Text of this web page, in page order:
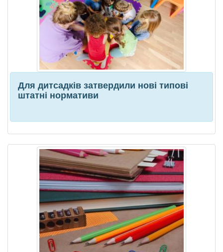
Для дитсадків затвердили нові типові
штатні нормативи